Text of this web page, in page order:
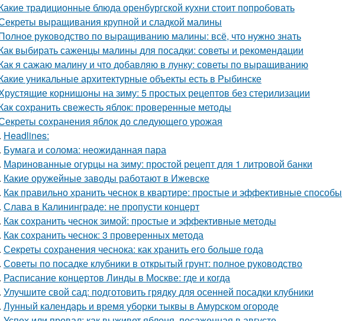
традиционные блюда оренбургской кухни стоит попробовать
выращивания крупной и сладкой малины
руководство по выращиванию малины: всё, что нужно знать
выбирать саженцы малины для посадки: советы и рекомендации
я сажаю малину и что добавляю в лунку: советы по выращиванию
уникальные архитектурные объекты есть в Рыбинске
корнишоны на зиму: 5 простых рецептов без стерилизации
сохранить свежесть яблок: проверенные методы
сохранения яблок до следующего урожая
Headlines:
Бумага и солома: неожиданная пара
Маринованные огурцы на зиму: простой рецепт для 1 литровой банки
Какие оружейные заводы работают в Ижевске
Как правильно хранить чеснок в квартире: простые и эффективные способы
Слава в Калининграде: не пропусти концерт
Как сохранить чеснок зимой: простые и эффективные методы
Как сохранить чеснок: 3 проверенных метода
Секреты сохранения чеснока: как хранить его больше года
Советы по посадке клубники в открытый грунт: полное руководство
Расписание концертов Линды в Москве: где и когда
Улучшите свой сад: подготовить грядку для осенней посадки клубники
Лунный календарь и время уборки тыквы в Амурском огороде